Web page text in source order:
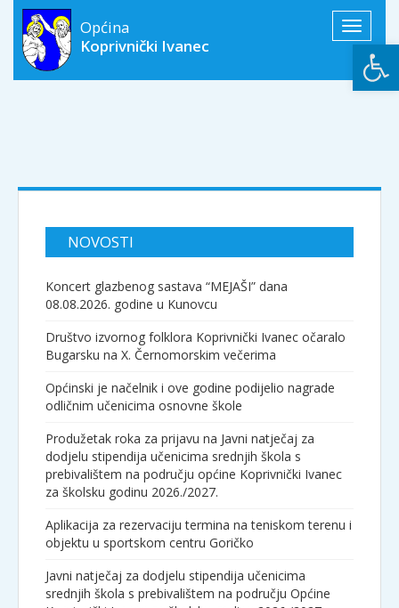
Toggle
Općina
Koprivnički Ivanec
NOVOSTI
Koncert glazbenog sastava “MEJAŠI” dana
08.08.2026. godine u Kunovcu
Društvo izvornog folklora Koprivnički Ivanec očaralo
Bugarsku na X. Černomorskim večerima
Općinski je načelnik i ove godine podijelio nagrade
odličnim učenicima osnovne škole
Produžetak roka za prijavu na Javni natječaj za
dodjelu stipendija učenicima srednjih škola s
prebivalištem na području općine Koprivnički Ivanec
za školsku godinu 2026./2027.
Aplikacija za rezervaciju termina na teniskom terenu i
objektu u sportskom centru Goričko
Javni natječaj za dodjelu stipendija učenicima
srednjih škola s prebivalištem na području Općine